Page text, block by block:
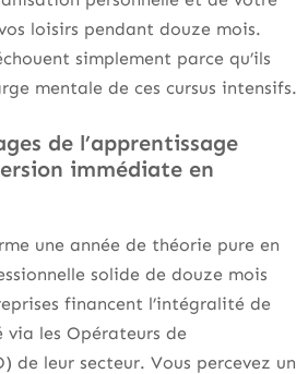
loisirs pendant douze mois.
simplement parce qu’ils
mentale de ces cursus intensifs.
de l’apprentissage
immédiate en
une année de théorie pure en
solide de douze mois
financent l’intégralité de
les Opérateurs de
de leur secteur. Vous percevez un